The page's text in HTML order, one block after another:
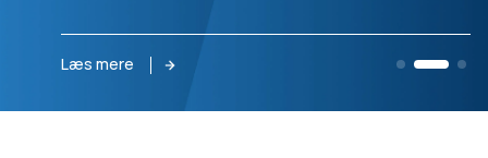
Læs mere